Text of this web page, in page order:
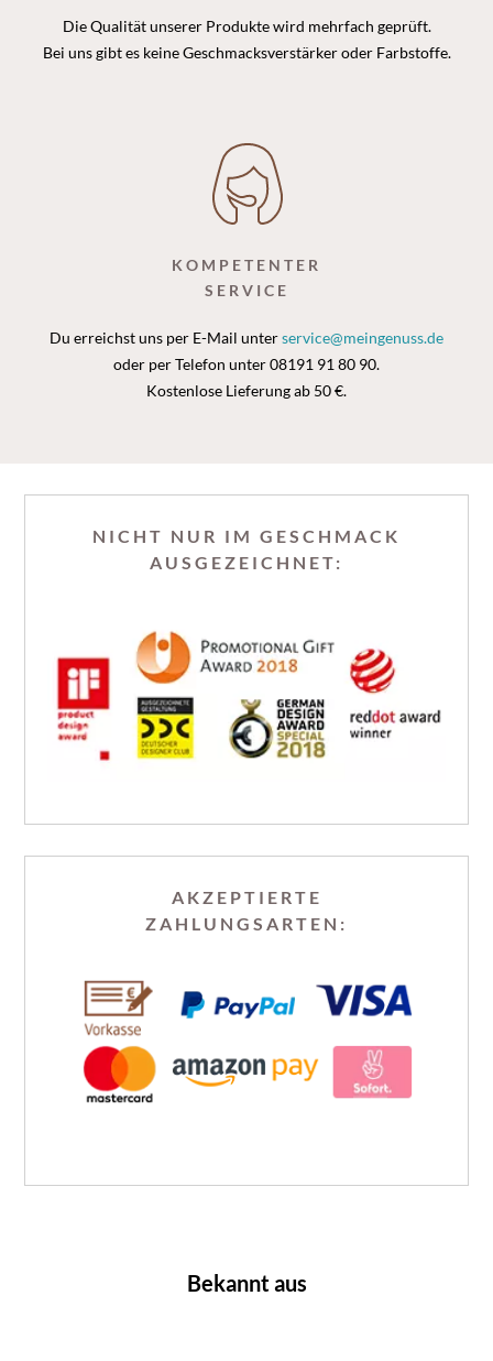
Die Qualität unserer Produkte wird mehrfach geprüft.
Bei uns gibt es keine Geschmacksverstärker oder Farbstoffe.
KOMPETENTER
SERVICE
Du erreichst uns per E-Mail unterservice@meingenuss.de
oder per Telefon unter 08191 91 80 90.
Kostenlose Lieferung ab 50 €.
NICHT NUR IM GESCHMACK
AUSGEZEICHNET:
AKZEPTIERTE
ZAHLUNGSARTEN:
Bekannt aus